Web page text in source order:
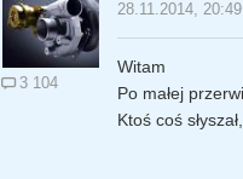
3 104
28.11.2014, 20:49
Witam
Po małej
Ktoś coś